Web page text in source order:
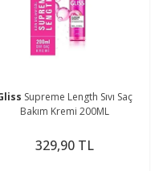
Supreme Length Sıvı Saç
Bakım Kremi 200ML
329,90 TL